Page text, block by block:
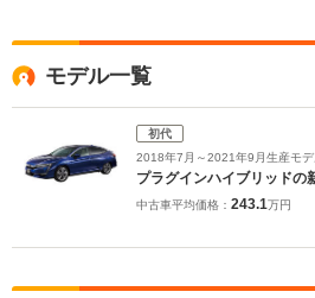
モデル一覧
初代
2018年7月～2021年9月生産モ
プラグインハイブリッドの
中古車平均価格： 243.1万円